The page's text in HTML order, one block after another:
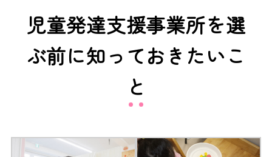
児童発達支援事業所を選
ぶ前に知っておきたいこ
と